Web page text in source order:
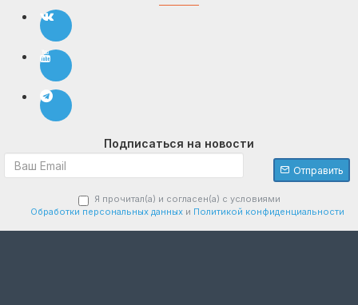
Подписаться на новости
Отправить
Я прочитал(а) и согласен(а) с условиями
Обработки персональных данныхи Политикой конфиденциальности